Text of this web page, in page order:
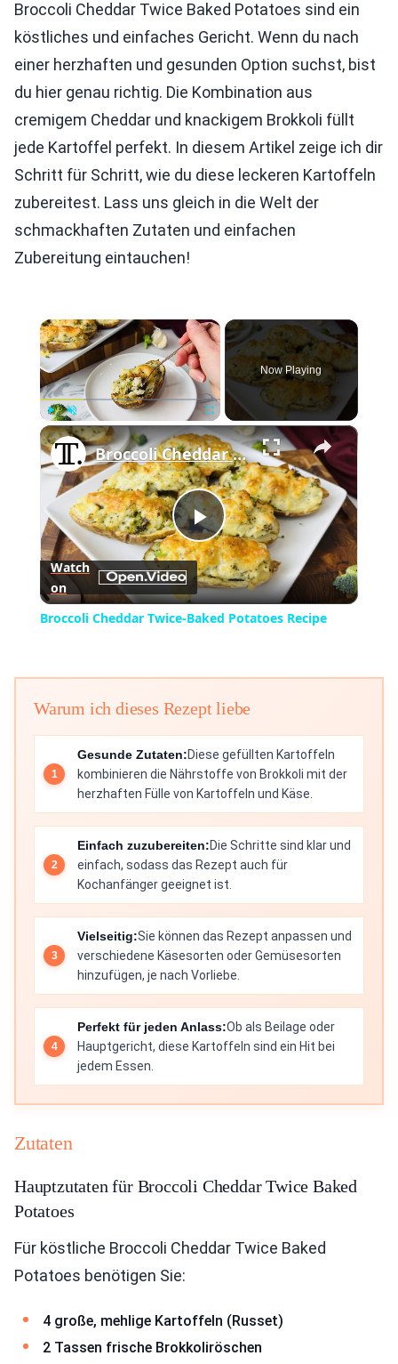
Broccoli Cheddar Twice Baked Potatoes sind ein
köstliches und einfaches Gericht. Wenn du nach
einer herzhaften und gesunden Option suchst, bist
du hier genau richtig. Die Kombination aus
cremigem Cheddar und knackigem Brokkoli füllt
jede Kartoffel perfekt. In diesem Artikel zeige ich dir
Schritt für Schritt, wie du diese leckeren Kartoffeln
zubereitest. Lass uns gleich in die Welt der
schmackhaften Zutaten und einfachen
Zubereitung eintauchen!
×
Play Unmute Fullscreen
Now Playing
×
Play
Video
Broccoli Cheddar Twice-Baked Potatoes Recipe
Watch
on
Broccoli Cheddar Twice-Baked Potatoes Recipe
Warum ich dieses Rezept liebe
Gesunde Zutaten:Diese gefüllten Kartoffeln
kombinieren die Nährstoffe von Brokkoli mit der
herzhaften Fülle von Kartoffeln und Käse.
Einfach zuzubereiten:Die Schritte sind klar und
einfach, sodass das Rezept auch für
Kochanfänger geeignet ist.
Vielseitig:Sie können das Rezept anpassen und
verschiedene Käsesorten oder Gemüsesorten
hinzufügen, je nach Vorliebe.
Perfekt für jeden Anlass:Ob als Beilage oder
Hauptgericht, diese Kartoffeln sind ein Hit bei
jedem Essen.
Zutaten
Hauptzutaten für Broccoli Cheddar Twice Baked
Potatoes
Für köstliche Broccoli Cheddar Twice Baked
Potatoes benötigen Sie:
4 große, mehlige Kartoffeln (Russet)
2 Tassen frische Brokkoliröschen